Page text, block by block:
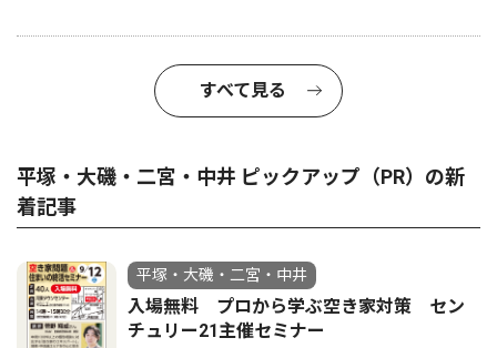
すべて見る
平塚・大磯・二宮・中井 ピックアップ（PR）の新
着記事
平塚・大磯・二宮・中井
入場無料 プロから学ぶ空き家対策 セン
チュリー21主催セミナー